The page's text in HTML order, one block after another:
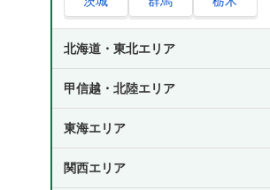
北海道・東北エリア
甲信越・北陸エリア
東海エリア
関西エリア